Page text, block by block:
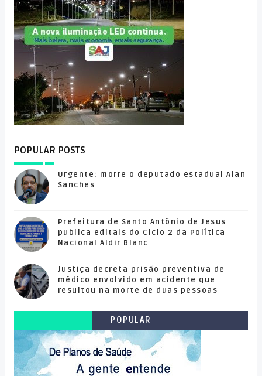
POPULAR POSTS
Urgente: morre o deputado estadual Alan
Sanches
Prefeitura de Santo Antônio de Jesus
publica editais do Ciclo 2 da Política
Nacional Aldir Blanc
Justiça decreta prisão preventiva de
médico envolvido em acidente que
resultou na morte de duas pessoas
POPULAR